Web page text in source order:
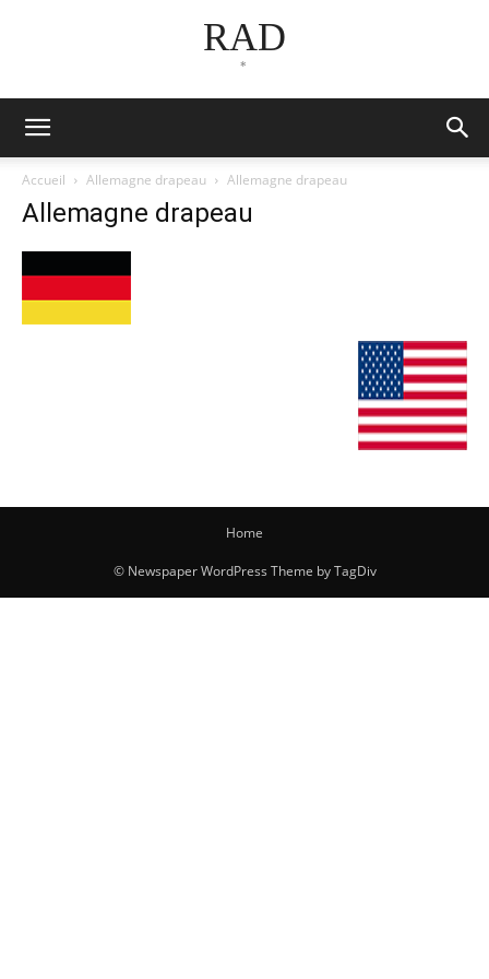
RAD
*
Accueil Allemagne drapeau Allemagne drapeau
Allemagne drapeau
Home
© Newspaper WordPress Theme by TagDiv